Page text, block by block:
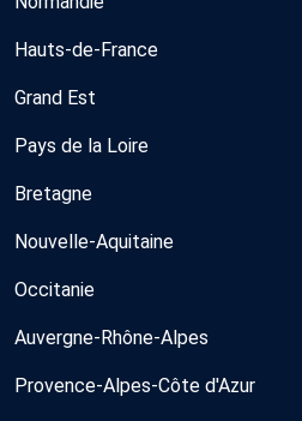
Hauts-de-France
Grand Est
Pays de la Loire
Bretagne
Nouvelle-Aquitaine
Occitanie
Auvergne-Rhône-Alpes
Provence-Alpes-Côte d'Azur